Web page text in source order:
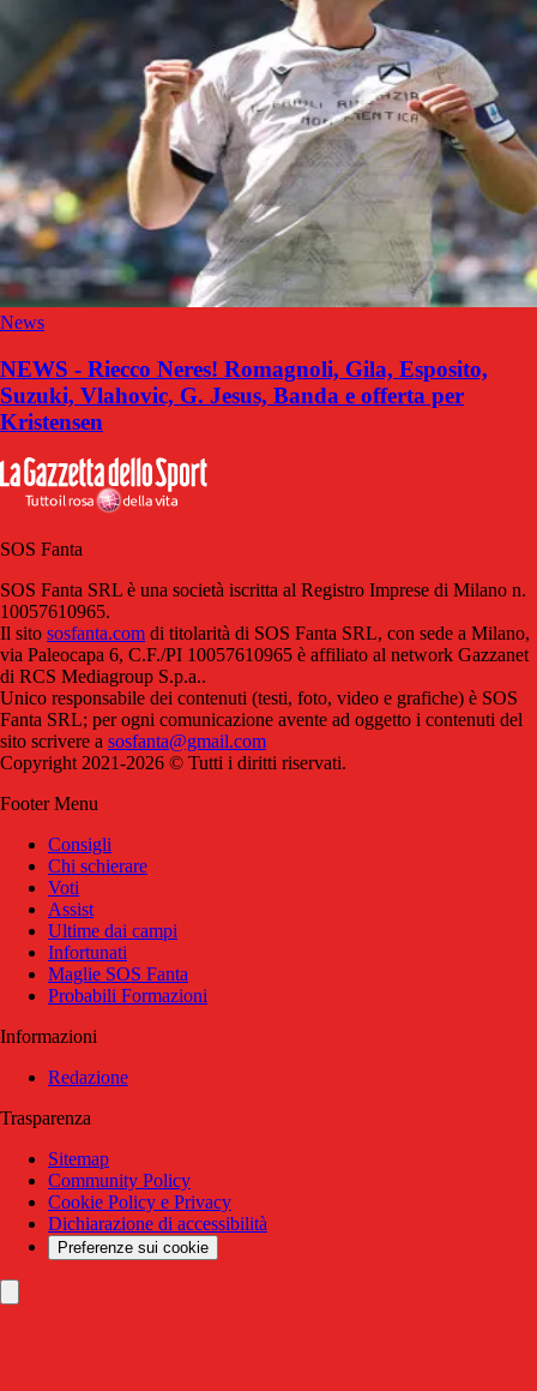
News
NEWS - Riecco Neres! Romagnoli, Gila, Esposito,
Suzuki, Vlahovic, G. Jesus, Banda e offerta per
Kristensen
SOS Fanta
SOS Fanta SRL è una società iscritta al Registro Imprese di Milano n.
10057610965.
Il sito sosfanta.com di titolarità di SOS Fanta SRL, con sede a Milano,
via Paleocapa 6, C.F./PI 10057610965 è affiliato al network Gazzanet
di RCS Mediagroup S.p.a..
Unico responsabile dei contenuti (testi, foto, video e grafiche) è SOS
Fanta SRL; per ogni comunicazione avente ad oggetto i contenuti del
sito scrivere a sosfanta@gmail.com
Copyright 2021-2026 © Tutti i diritti riservati.
Footer Menu
Consigli
Chi schierare
Voti
Assist
Ultime dai campi
Infortunati
Maglie SOS Fanta
Probabili Formazioni
Informazioni
Redazione
Trasparenza
Sitemap
Community Policy
Cookie Policy e Privacy
Dichiarazione di accessibilità
Preferenze sui cookie